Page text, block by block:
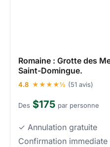
Romaine : Grotte des
Saint-Domingue.
4.8 ★★★★½ (51 avis)
Des $175 par personne
✓ Annulation gratuite
Confirmation immediate